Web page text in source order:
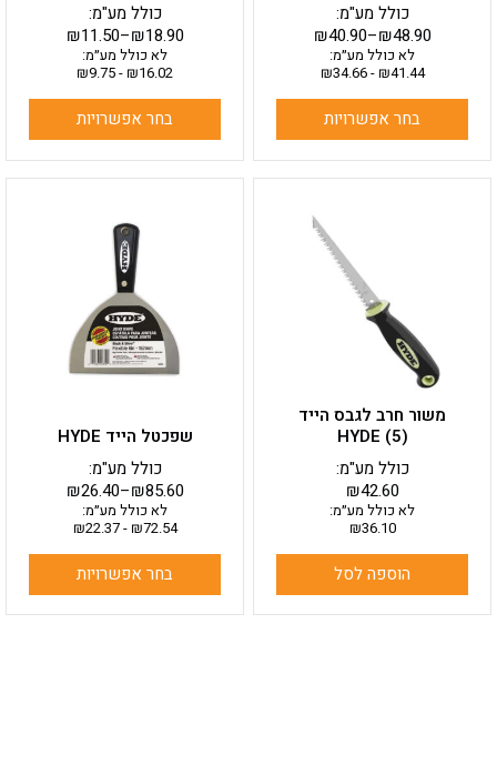
₪40.90–₪48.90
כולל מע"מ:
לא כולל מע״מ:
₪41.44
-
₪34.66
בחר אפשרויות
₪11.50–₪18.90
כולל מע"מ:
לא כולל מע״מ:
₪16.02
-
₪9.75
בחר אפשרויות
משור חרב לגבס הייד
HYDE (5)
₪42.60
כולל מע"מ:
לא כולל מע״מ:
₪36.10
הוספה לסל
שפכטל הייד HYDE
₪26.40–₪85.60
כולל מע"מ:
לא כולל מע״מ:
₪72.54
-
₪22.37
בחר אפשרויות
יש
מספר
סוגים.
ניתן
לבחור
את
האפשרויות